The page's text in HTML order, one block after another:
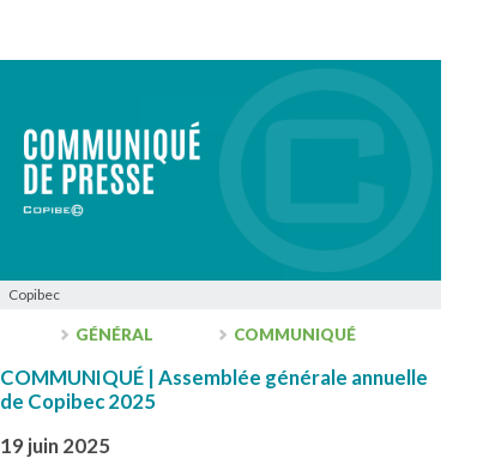
Copibec
GÉNÉRAL COMMUNIQUÉ
COMMUNIQUÉ | Assemblée générale annuelle
de Copibec 2025
19 juin 2025